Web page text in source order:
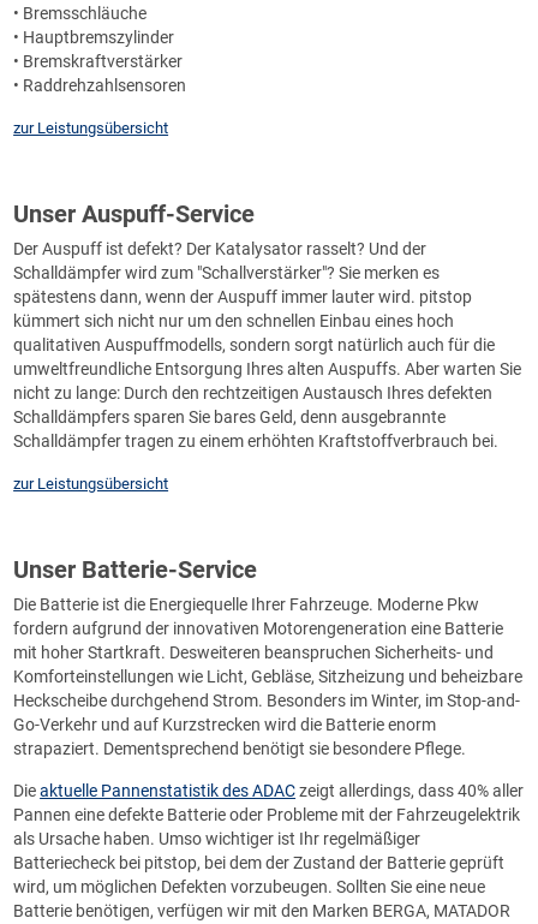
• Bremsschläuche
• Hauptbremszylinder
• Bremskraftverstärker
• Raddrehzahlsensoren
zur Leistungsübersicht
Unser Auspuff-Service
Der Auspuff ist defekt? Der Katalysator rasselt? Und der
Schalldämpfer wird zum "Schallverstärker"? Sie merken es
spätestens dann, wenn der Auspuff immer lauter wird. pitstop
kümmert sich nicht nur um den schnellen Einbau eines hoch
qualitativen Auspuffmodells, sondern sorgt natürlich auch für die
umweltfreundliche Entsorgung Ihres alten Auspuffs. Aber warten Sie
nicht zu lange: Durch den rechtzeitigen Austausch Ihres defekten
Schalldämpfers sparen Sie bares Geld, denn ausgebrannte
Schalldämpfer tragen zu einem erhöhten Kraftstoffverbrauch bei.
zur Leistungsübersicht
Unser Batterie-Service
Die Batterie ist die Energiequelle Ihrer Fahrzeuge. Moderne Pkw
fordern aufgrund der innovativen Motorengeneration eine Batterie
mit hoher Startkraft. Desweiteren beanspruchen Sicherheits- und
Komforteinstellungen wie Licht, Gebläse, Sitzheizung und beheizbare
Heckscheibe durchgehend Strom. Besonders im Winter, im Stop-and-
Go-Verkehr und auf Kurzstrecken wird die Batterie enorm
strapaziert. Dementsprechend benötigt sie besondere Pflege.
Dieaktuelle Pannenstatistik des ADACzeigt allerdings, dass 40% aller
Pannen eine defekte Batterie oder Probleme mit der Fahrzeugelektrik
als Ursache haben. Umso wichtiger ist Ihr regelmäßiger
Batteriecheck bei pitstop, bei dem der Zustand der Batterie geprüft
wird, um möglichen Defekten vorzubeugen. Sollten Sie eine neue
Batterie benötigen, verfügen wir mit den Marken BERGA, MATADOR